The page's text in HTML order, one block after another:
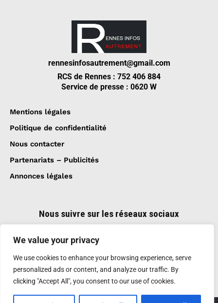
We value your privacy
We use cookies to enhance your browsing experience, serve
personalized ads or content, and analyze our traffic. By
clicking "Accept All", you consent to our use of cookies.
rennesinfosautrement@gmail.com
RCS de Rennes : 752 406 884
Service de presse : 0620 W
Mentions légales
Politique de confidentialité
Nous contacter
Partenariats – Publicités
Annonces légales
Nous suivre sur les réseaux sociaux